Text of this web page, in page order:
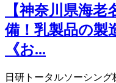
【神奈川県海
備！乳製品の製
《お...
日研トータルソーシング